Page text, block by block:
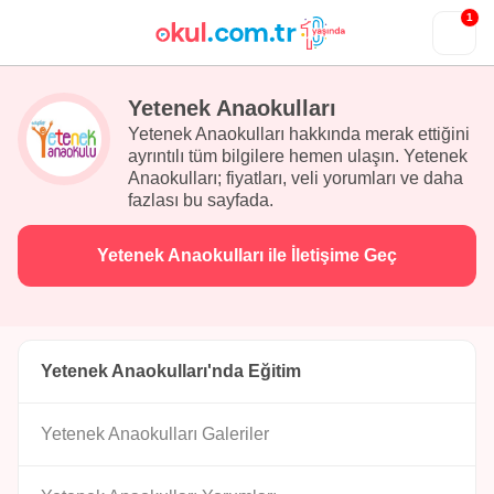
1
Yetenek Anaokulları
Yetenek Anaokulları hakkında merak ettiğini
ayrıntılı tüm bilgilere hemen ulaşın. Yetenek
Anaokulları; fiyatları, veli yorumları ve daha
fazlası bu sayfada.
Yetenek Anaokulları ile İletişime Geç
Yetenek Anaokulları'nda Eğitim
Yetenek Anaokulları Galeriler